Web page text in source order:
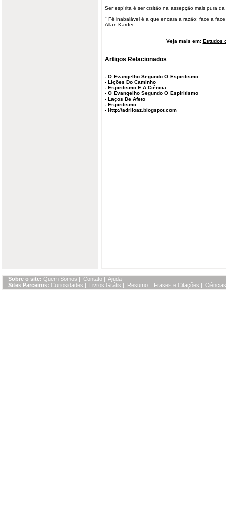
Ser espírita é ser crsitão na assepção mais pura
" Fé inabalável é a que encara a razão; face a
Allan Kardec
Veja mais em: Estudos
Artigos Relacionados
- O Evangelho Segundo O Espiritismo
- Lições Do Caminho
- Espiritismo E A Ciência
- O Evangelho Segundo O Espiritismo
- Laços De Afeto
- Espiritismo
- Http://adriloaz.blogspot.com
Sobre o site: Quem Somos | Contato | Ajuda
Sites Parceiros: Curiosidades | Livros Grátis | Resumo | Frases e Citações |